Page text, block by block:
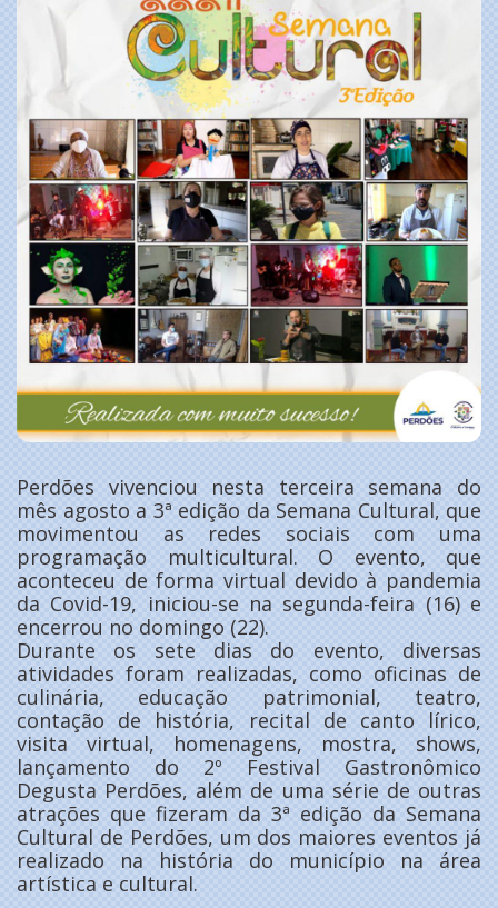
Perdões vivenciou nesta terceira semana do
mês agosto a 3ª edição da Semana Cultural, que
movimentou as redes sociais com uma
programação multicultural. O evento, que
aconteceu de forma virtual devido à pandemia
da Covid-19, iniciou-se na segunda-feira (16) e
encerrou no domingo (22).
Durante os sete dias do evento, diversas
atividades foram realizadas, como oficinas de
culinária, educação patrimonial, teatro,
contação de história, recital de canto lírico,
visita virtual, homenagens, mostra, shows,
lançamento do 2º Festival Gastronômico
Degusta Perdões, além de uma série de outras
atrações que fizeram da 3ª edição da Semana
Cultural de Perdões, um dos maiores eventos já
realizado na história do município na área
artística e cultural.